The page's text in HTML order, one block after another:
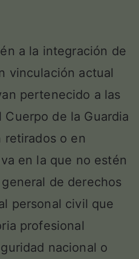
a la integración de
vinculación actual
pertenecido a las
Cuerpo de la Guardia
o en
en la que no estén
de derechos
personal civil que
profesional
nacional o